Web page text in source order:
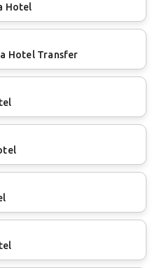
Hotel
Hotel Transfer